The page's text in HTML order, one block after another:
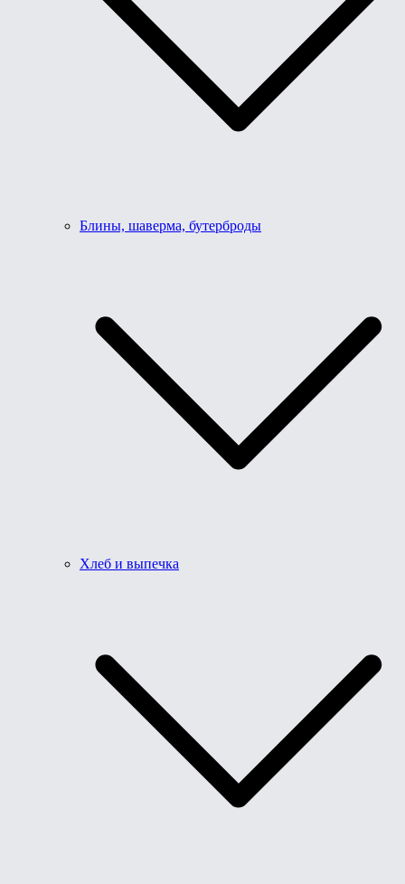
Блины, шаверма, бутерброды
Хлеб и выпечка